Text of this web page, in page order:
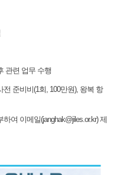
련 업무 수행
준비비(1회, 100만원), 왕복 항
이메일(janghak@jiles.or.kr) 제